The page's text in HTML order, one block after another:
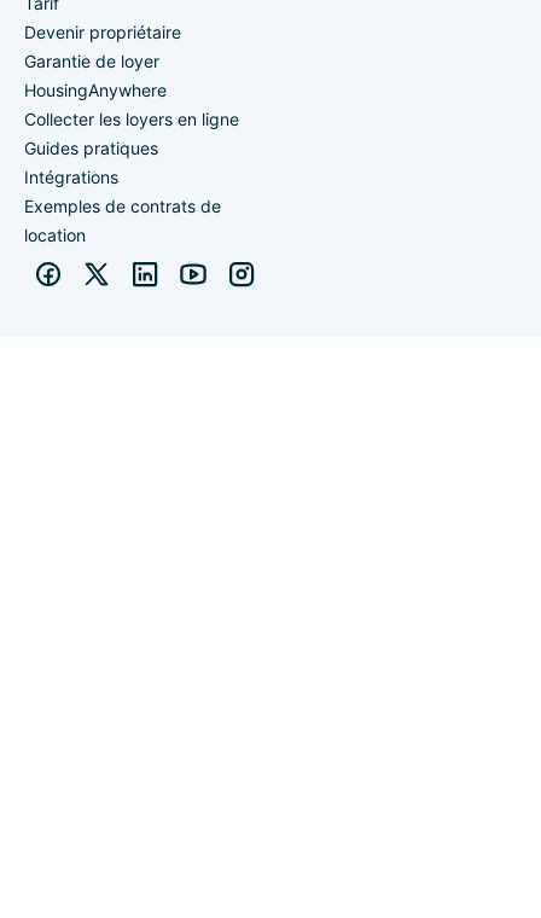
Devenir propriétaire
Garantie de loyer
HousingAnywhere
Collecter les loyers en ligne
Guides pratiques
Intégrations
Exemples de contrats de
location